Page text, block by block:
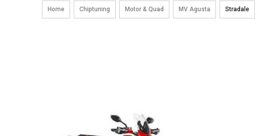
Home Chiptuning Motor & Quad MV Agusta Stradale